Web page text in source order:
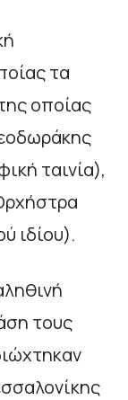
τα
οποίας
ταινία),
ιδίου).
τους